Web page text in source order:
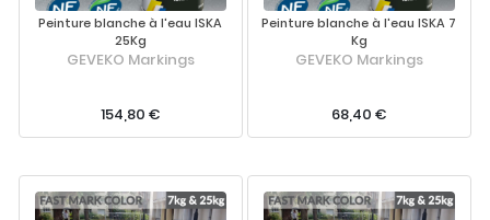
Peinture blanche à l'eau ISKA
25Kg
GEVEKO Markings
154,80 €
Peinture blanche à l'eau ISKA 7
Kg
GEVEKO Markings
68,40 €